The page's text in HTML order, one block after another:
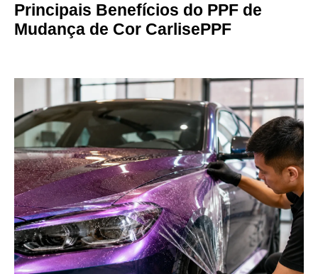
Principais Benefícios do PPF de
Mudança de Cor CarlisePPF